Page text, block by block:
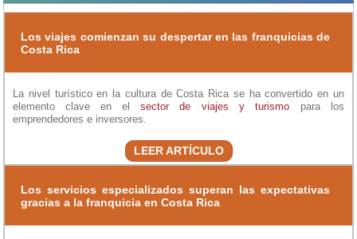
Los viajes comienzan su despertar en las franquicias de
Costa Rica
La nivel turístico en la cultura de Costa Rica se ha convertido en un
elemento clave en el sector de viajes y turismo para los
emprendedores e inversores.
LEER ARTÍCULO
Los servicios especializados superan las expectativas
gracias a la franquicia en Costa Rica